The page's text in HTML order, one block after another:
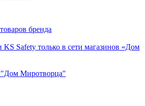
бренда
Safety только в сети магазинов «Дом
"Дом Миротворца"